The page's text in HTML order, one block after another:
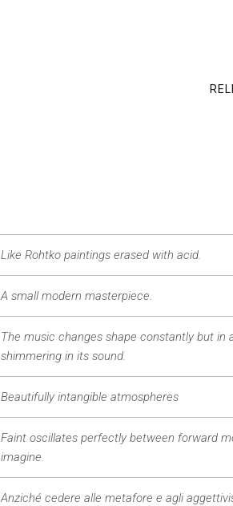
Like Rohtko paintings erased with acid.
A small modern masterpiece.
The music changes shape constantly but in
shimmering in its sound.
Beautifully intangible atmospheres
Faint oscillates perfectly between forward
imagine.
Anziché cedere alle metafore e agli